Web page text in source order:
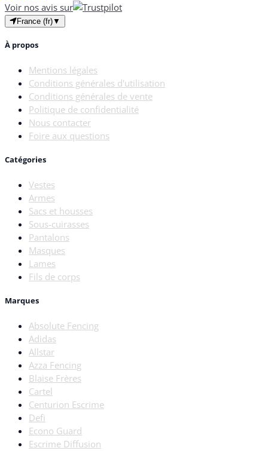
Voir nos avis sur
France (fr)▼
À propos
Mentions légales
Conditions générales d'utilisation
Conditions générales de vente
Politique de confidentialité
Nous contacter
Foire aux questions
Catégories
Vestes
Armes
Sacs et housses
Sous-cuirasses
Pantalons
Masques
Lames
Fils de corps
Marques
Absolute Fencing
Adidas
Allstar
Azza Fencing
Blaise Frères
Cartel
Centurion Escrime
Defi
Econo Guard
Escrime Diffusion